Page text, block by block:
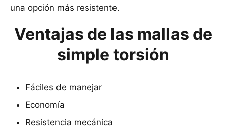
una opción más resistente.
Ventajas de las mallas de
simple torsión
Fáciles de manejar
Economía
Resistencia mecánica